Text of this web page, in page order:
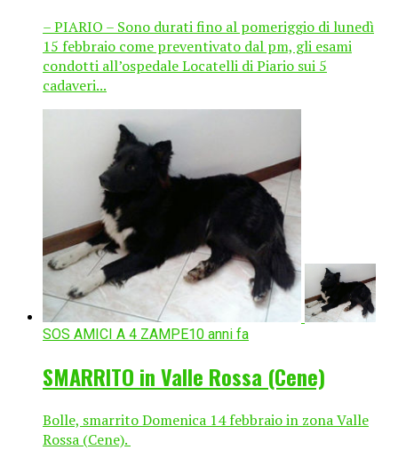
– PIARIO – Sono durati fino al pomeriggio di lunedì
15 febbraio come preventivato dal pm, gli esami
condotti all’ospedale Locatelli di Piario sui 5
cadaveri...
SOS AMICI A 4 ZAMPE10 anni fa
SMARRITO in Valle Rossa (Cene)
Bolle, smarrito Domenica 14 febbraio in zona Valle
Rossa (Cene).